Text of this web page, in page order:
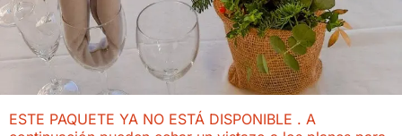
ESTE PAQUETE YA NO ESTÁ DISPONIBLE . A